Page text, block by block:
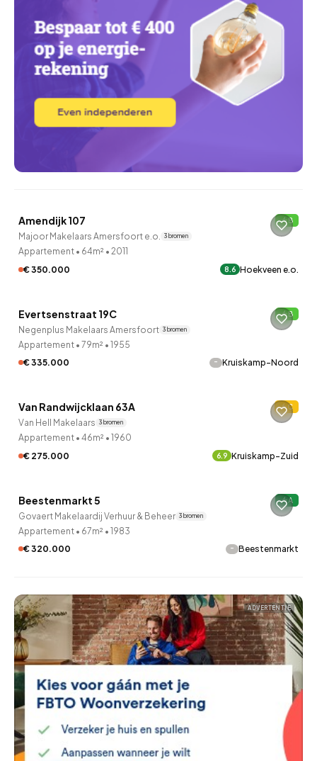
Amendijk 107 B
Majoor Makelaars Amersfoort e.o. 3 bronnen
Appartement • 64m² • 2011
€ 350.000
8.6 Hoekveen e.o.
Evertsenstraat 19C B
Negenplus Makelaars Amersfoort 3 bronnen
Appartement • 79m² • 1955
€ 335.000
- Kruiskamp-Noord
Van Randwijcklaan 63A C
Van Hell Makelaars 3 bronnen
Appartement • 46m² • 1960
€ 275.000
6.9 Kruiskamp-Zuid
Beestenmarkt 5 A
Govaert Makelaardij Verhuur & Beheer 3 bronnen
Appartement • 67m² • 1983
€ 320.000
- Beestenmarkt
ADVERTENTIE